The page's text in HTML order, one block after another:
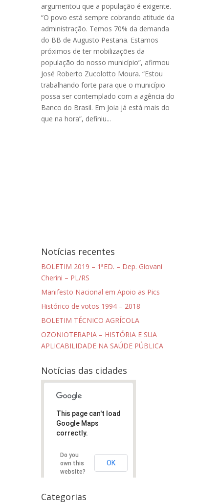
argumentou que a população é exigente.
“O povo está sempre cobrando atitude da
administração. Temos 70% da demanda
do BB de Augusto Pestana. Estamos
próximos de ter mobilizações da
população do nosso município”, afirmou
José Roberto Zucolotto Moura. “Estou
trabalhando forte para que o município
possa ser contemplado com a agência do
Banco do Brasil. Em Joia já está mais do
que na hora”, definiu...
Notícias recentes
BOLETIM 2019 – 1ªED. – Dep. Giovani
Cherini – PL/RS
Manifesto Nacional em Apoio as Pics
Histórico de votos 1994 – 2018
BOLETIM TÉCNICO AGRÍCOLA
OZONIOTERAPIA – HISTÓRIA E SUA
APLICABILIDADE NA SAÚDE PÚBLICA
Notícias das cidades
This page can't load
Google Maps
correctly.
Do you
own this
website?
OK
Categorias